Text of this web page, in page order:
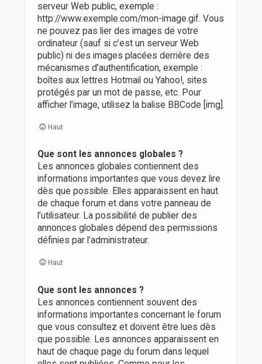
serveur Web public, exemple :
http://www.exemple.com/mon-image.gif. Vous
ne pouvez pas lier des images de votre
ordinateur (sauf si c’est un serveur Web
public) ni des images placées derrière des
mécanismes d’authentification, exemple :
boîtes aux lettres Hotmail ou Yahoo!, sites
protégés par un mot de passe, etc. Pour
afficher l’image, utilisez la balise BBCode [img].
Haut
Que sont les annonces globales ?
Les annonces globales contiennent des
informations importantes que vous devez lire
dès que possible. Elles apparaissent en haut
de chaque forum et dans votre panneau de
l’utilisateur. La possibilité de publier des
annonces globales dépend des permissions
définies par l’administrateur.
Haut
Que sont les annonces ?
Les annonces contiennent souvent des
informations importantes concernant le forum
que vous consultez et doivent être lues dès
que possible. Les annonces apparaissent en
haut de chaque page du forum dans lequel